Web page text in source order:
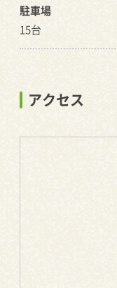
駐車場
15台
アクセス